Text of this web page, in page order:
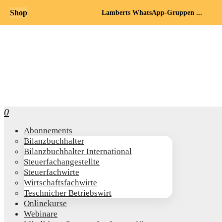
0
Abon­ne­ments
Bilanz­buch­hal­ter
Bilanz­buch­hal­ter International
Steu­er­fach­an­ge­stell­te
Steu­er­fach­wir­te
Wirt­schafts­fach­wir­te
Teschni­cher Betriebswirt
Online­kur­se
Web­i­na­re
Shop Lamberts WhatsApp-Gruppen ...